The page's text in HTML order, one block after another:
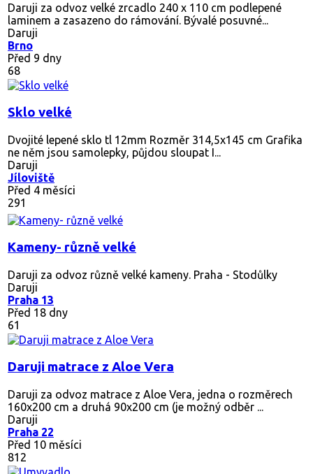
Daruji za odvoz velké zrcadlo 240 x 110 cm podlepené
laminem a zasazeno do rámování. Bývalé posuvné...
Daruji
Brno
Před 9 dny
68
Sklo velké
Dvojité lepené sklo tl 12mm Rozměr 314,5x145 cm Grafika
ne něm jsou samolepky, půjdou sloupat I...
Daruji
Jíloviště
Před 4 měsíci
291
Kameny- různě velké
Daruji za odvoz různě velké kameny. Praha - Stodůlky
Daruji
Praha 13
Před 18 dny
61
Daruji matrace z Aloe Vera
Daruji za odvoz matrace z Aloe Vera, jedna o rozměrech
160x200 cm a druhá 90x200 cm (je možný odběr ...
Daruji
Praha 22
Před 10 měsíci
812